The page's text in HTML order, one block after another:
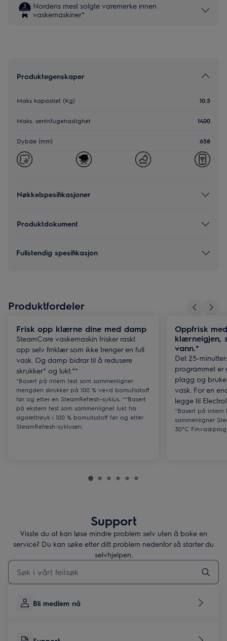
Nordens mest solgte varemerke innen
vaskemaskiner*
Produktegenskaper
Maks kapasitet (Kg) 10.5
Maks. sentrifugehastighet 1400
Dybde (mm) 658
Nøkkelspesifikasjoner
Produktdokument
Fullstendig spesifikasjon
Produktfordeler
Frisk opp klærne dine med damp
SteamCare vaskemaskin frisker raskt
opp selv finklær som ikke trenger en full
vask. Og damp bidrar til å redusere
skrukker* og lukt.**
*Basert på intern test som sammenligner
mengden skrukker på 100 % vevd bomullsstoff
før og etter en SteamRefresh-syklus. **Basert
på ekstern test som sammenlignet lukt fra
sigarettrøyk i 100 % bomullsstoff før og etter
SteamRefresh-syklusen.
Oppfrisk
klærneigjen,
vann.*
Det 25-
programmet er
plagg og
vask. For en
legge til
*Basert på intern
sammenligner
30°C
Support
Visste du at kan løse mindre problem selv uten å boke en
service? Du kan søke etter ditt problem nedenfor så starter du
selvhjelpen.
Skriv her for å søke etter supportartikler
Bli medlem nå